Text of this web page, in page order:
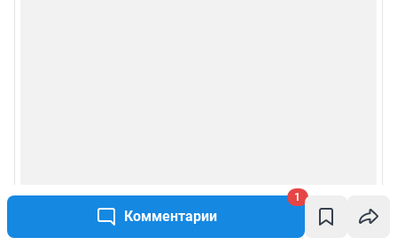
Комментарии
1